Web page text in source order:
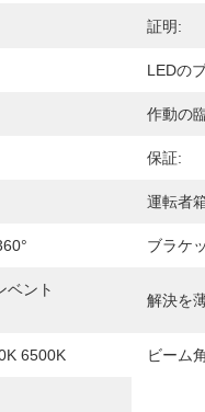
証明:
LEDの
作動の
保証:
運転者
ブラケ
ベント
解決を
6500K ビーム